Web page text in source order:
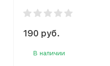
190 руб.
В наличии